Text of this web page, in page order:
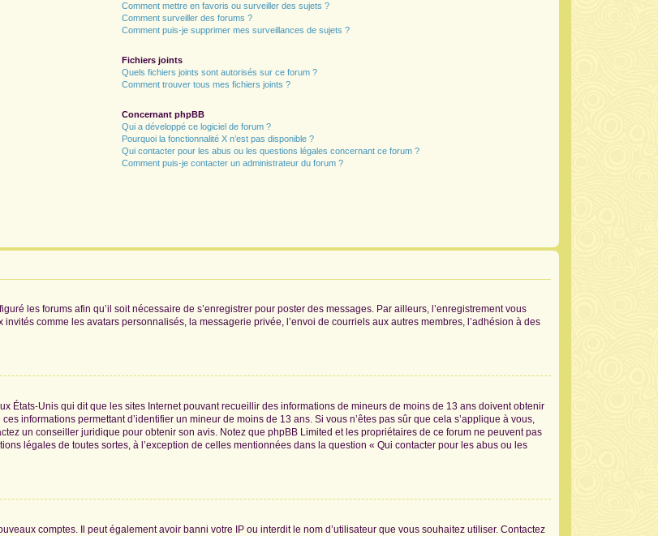
Comment mettre en favoris ou surveiller des sujets ?
Comment surveiller des forums ?
Comment puis-je supprimer mes surveillances de sujets ?
Fichiers joints
Quels fichiers joints sont autorisés sur ce forum ?
Comment trouver tous mes fichiers joints ?
Concernant phpBB
Qui a développé ce logiciel de forum ?
Pourquoi la fonctionnalité X n’est pas disponible ?
Qui contacter pour les abus ou les questions légales concernant ce forum ?
Comment puis-je contacter un administrateur du forum ?
les forums afin qu’il soit nécessaire de s’enregistrer pour poster des messages. Par ailleurs, l’enregistrement vous
comme les avatars personnalisés, la messagerie privée, l’envoi de courriels aux autres membres, l’adhésion à des
États-Unis qui dit que les sites Internet pouvant recueillir des informations de mineurs de moins de 13 ans doivent obtenir
informations permettant d’identifier un mineur de moins de 13 ans. Si vous n’êtes pas sûr que cela s’applique à vous,
un conseiller juridique pour obtenir son avis. Notez que phpBB Limited et les propriétaires de ce forum ne peuvent pas
légales de toutes sortes, à l’exception de celles mentionnées dans la question « Qui contacter pour les abus ou les
comptes. Il peut également avoir banni votre IP ou interdit le nom d’utilisateur que vous souhaitez utiliser. Contactez